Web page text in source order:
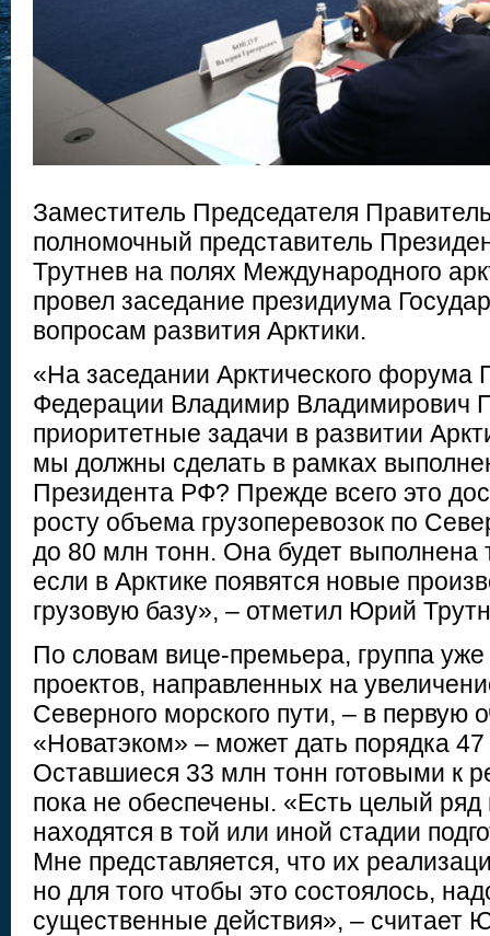
Заместитель Председателя
полномочный представитель
Трутнев на полях Международного
провел заседание президиума
вопросам развития Арктики.
«На заседании Арктического форума
Федерации Владимир Владимирович
приоритетные задачи в развитии
мы должны сделать в рамках
Президента РФ? Прежде всего это
росту объема грузоперевозок по
до 80 млн тонн. Она будет выполнена
если в Арктике появятся новые
грузовую базу», – отметил Юрий
По словам вице-премьера, группа
проектов, направленных на
Северного морского пути, – в первую
«Новатэком» – может дать порядка
Оставшиеся 33 млн тонн готовыми к
пока не обеспечены. «Есть целый ряд
находятся в той или иной стадии
Мне представляется, что их
но для того чтобы это состоялось,
существенные действия», – считает